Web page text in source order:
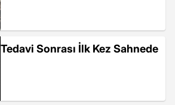
Tedavi Sonrası İlk Kez Sahnede